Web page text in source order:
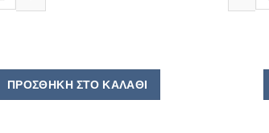
ΠΡΟΣΘΉΚΗ ΣΤΟ ΚΑΛΆΘΙ